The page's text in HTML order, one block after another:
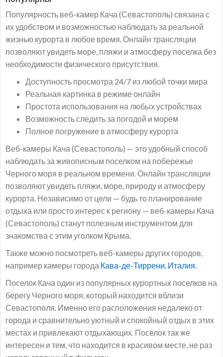
Популярность веб-камер Кача (Севастополь) связана с
их удобством и возможностью наблюдать за реальной
жизнью курорта в любое время. Онлайн трансляции
позволяют увидеть море, пляжи и атмосферу поселка без
необходимости физического присутствия.
Доступность просмотра 24/7 из любой точки мира
Реальная картинка в режиме онлайн
Простота использования на любых устройствах
Возможность следить за погодой и морем
Полное погружение в атмосферу курорта
Веб-камеры Кача (Севастополь) — это удобный способ
наблюдать за живописным поселком на побережье
Черного моря в реальном времени. Онлайн трансляции
позволяют увидеть пляжи, море, природу и атмосферу
курорта. Независимо от цели — будь то планирование
отдыха или просто интерес к региону — веб-камеры Кача
(Севастополь) станут полезным инструментом для
знакомства с этим уголком Крыма.
Также можно посмотреть веб-камеры других городов,
например камеры города Кава-де-Тиррени, Италия.
Поселок Кача один из популярных курортных поселков на
берегу Черного моря, который находится вблизи
Севастополя. Именно его расположения недалеко от
города и сравнительно уютный и спокойный отдых в этих
местах и привлекают отдыхающих. Поселок так же
интересен и тем, что находится в красивом месте, не раз